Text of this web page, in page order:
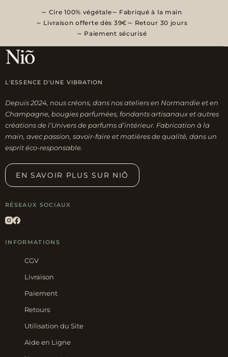
bienfaits
Cire 100% végétale
Fabriqué à la main
Livraison offerte dès 39€
Retour 30 jours
Paiement sécurisé
L'ESSENCE D'UNE VIBRATION
Depuis 2024, nous créons, dans nos ateliers en Normandie et en
Champagne, bougies parfumées, fondants artisanaux et autres
créations de l’Univers de parfums d’intérieur. Fabrication à la
main, avec passion, savoir-faire et matières de qualité, dans un
esprit éco-responsable.
EN SAVOIR PLUS SUR NIÕ
RÉSEAUX SOCIAUX
INFORMATIONS
CGV
Livraison
Paiement
Retours
Utilisation du Site
Aide en Ligne